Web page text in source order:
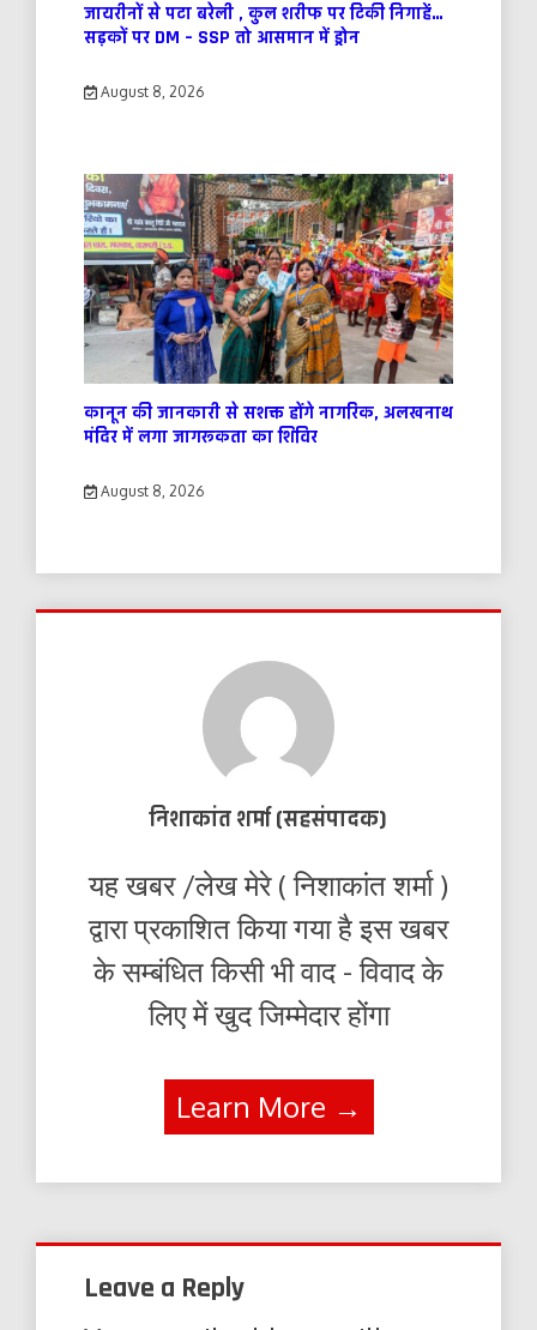
जायरीनों से पटा बरेली , कुल शरीफ पर टिकी निगाहें…
सड़कों पर DM – SSP तो आसमान में ड्रोन
August 8, 2026
कानून की जानकारी से सशक्त होंगे नागरिक, अलखनाथ
मंदिर में लगा जागरूकता का शिविर
August 8, 2026
निशाकांत शर्मा (सहसंपादक)
यह खबर /लेख मेरे ( निशाकांत शर्मा )
द्वारा प्रकाशित किया गया है इस खबर
के सम्बंधित किसी भी वाद - विवाद के
लिए में खुद जिम्मेदार होंगा
Learn More →
Leave a Reply